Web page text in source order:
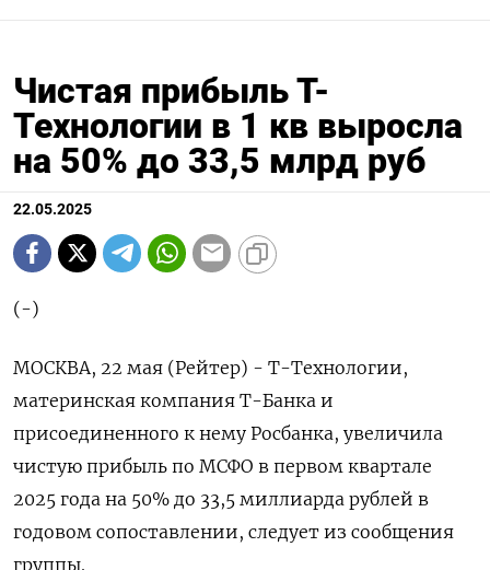
Чистая прибыль Т-
Технологии в 1 кв выросла
на 50% до 33,5 млрд руб
22.05.2025
(-)
МОСКВА, 22 мая (Рейтер) - Т-Технологии,
материнская компания Т-Банка и
присоединенного к нему Росбанка, увеличила
чистую прибыль по МСФО в первом квартале
2025 года на 50% до 33,5 миллиарда рублей в
годовом сопоставлении, следует из сообщения
группы.